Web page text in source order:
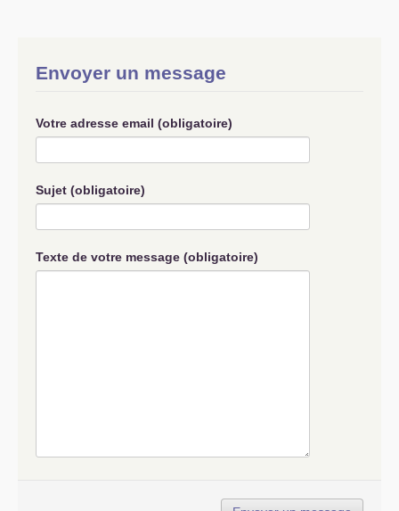
Envoyer un message
Votre adresse email (obligatoire)
Sujet (obligatoire)
Texte de votre message (obligatoire)